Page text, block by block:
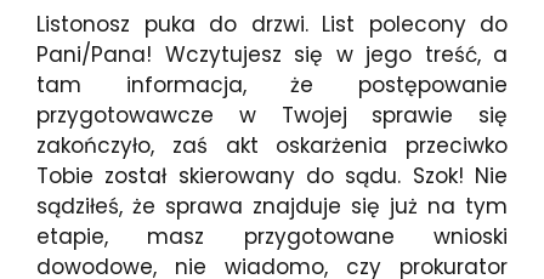
Listonosz puka do drzwi. List polecony do
Pani/Pana! Wczytujesz się w jego treść, a
tam informacja, że postępowanie
przygotowawcze w Twojej sprawie się
zakończyło, zaś akt oskarżenia przeciwko
Tobie został skierowany do sądu. Szok! Nie
sądziłeś, że sprawa znajduje się już na tym
etapie, masz przygotowane wnioski
dowodowe, nie wiadomo, czy prokurator